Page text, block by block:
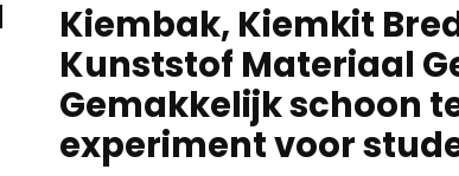
Kiembak, Kiemkit
Kunststof Materiaal
Gemakkelijk schoon
experiment voor